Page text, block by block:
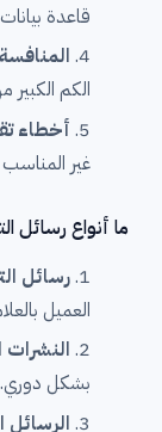
قاعدة
الكم الكبير
أخطاء
غير
ما أنواع رسائل
رسائل
العميل
النشرات
بشكل دوري.
الرسائل